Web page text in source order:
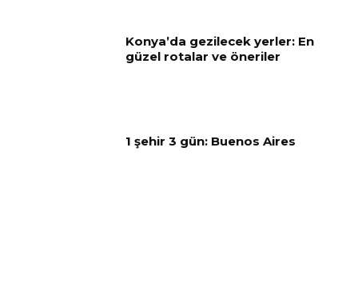
Konya’da gezilecek yerler: En
güzel rotalar ve öneriler
1 şehir 3 gün: Buenos Aires